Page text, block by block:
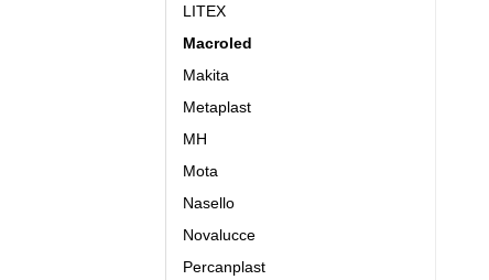
LITEX
Macroled
Makita
Metaplast
MH
Mota
Nasello
Novalucce
Percanplast